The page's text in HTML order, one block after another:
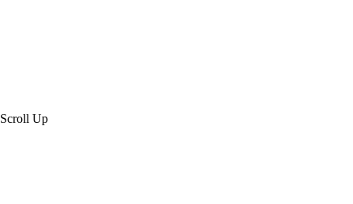
Scroll Up